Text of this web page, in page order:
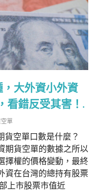
大外資小外資
看錯反受其害！.
單
貨空單口數是什麼？
期貨空單的數據之所以
擇權的價格變動，最終
資在台灣的總持有股票
上市股票市值近